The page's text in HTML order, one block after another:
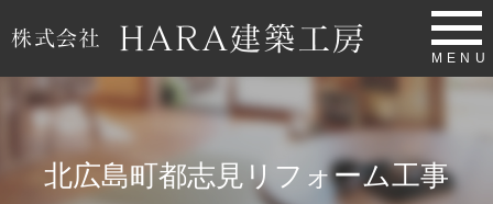
MENU
北広島町都志見リフォーム工事